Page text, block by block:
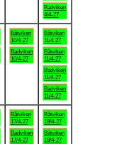
Badviken
4/4-27
Båtviken
10/4-27
Badviken
10/4-27
Båtviken
11/4-27
Båtviken
11/4-27
Badviken
11/4-27
Badviken
11/4-27
Båtviken
17/4-27
Badviken
17/4-27
Båtviken
18/4-27
Båtviken
18/4-27